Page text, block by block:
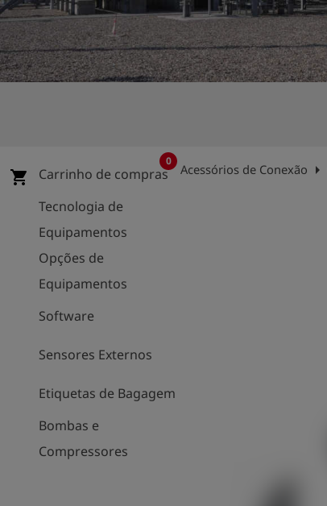
shopping_cart Carrinho de compras
0
Tecnologia de
Equipamentos
Opções de
Equipamentos
Software
Sensores Externos
Etiquetas de Bagagem
Bombas e
Compressores
Acessórios de Conexão arrow_right